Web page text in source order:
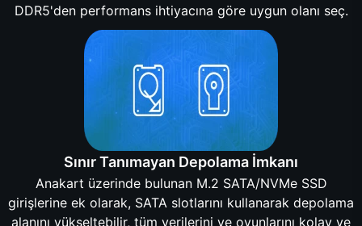
DDR5'den performans ihtiyacına göre uygun olanı seç.
Sınır Tanımayan Depolama İmkanı
Anakart üzerinde bulunan M.2 SATA/NVMe SSD
girişlerine ek olarak, SATA slotlarını kullanarak depolama
alanını yükseltebilir, tüm verilerini ve oyunlarını kolay ve